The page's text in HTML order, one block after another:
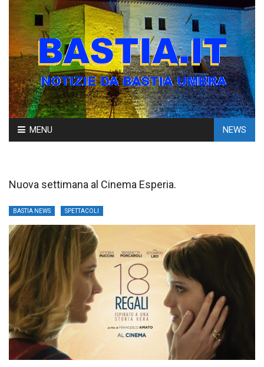
Skip
to
MENU NEWS
Nuova settimana al Cinema Esperia.
BASTIA NEWS SPETTACOLI